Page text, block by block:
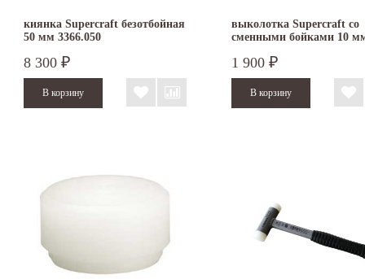
киянка Supercraft безотбойная
50 мм 3366.050
8 300 ₽
выколотка Supercraft со
сменными бойками 10
1 900 ₽